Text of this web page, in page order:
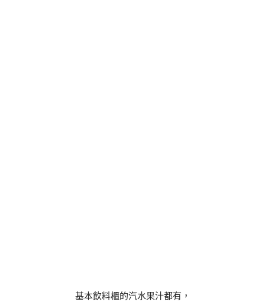
基本飲料櫃的汽水果汁都有，